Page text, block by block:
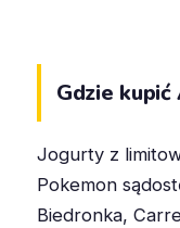
Gdzie
Jogurty z
Pokemon
Biedronka,